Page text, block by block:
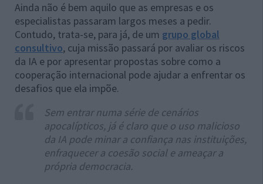
Ainda não é bem aquilo que as empresas e os
especialistas passaram largos meses a pedir.
Contudo, trata-se, para já, de um grupo global
consultivo, cuja missão passará por avaliar os riscos
da IA e por apresentar propostas sobre como a
cooperação internacional pode ajudar a enfrentar os
desafios que ela impõe.
Sem entrar numa série de cenários
apocalípticos, já é claro que o uso malicioso
da IA pode minar a confiança nas instituições,
enfraquecer a coesão social e ameaçar a
própria democracia.